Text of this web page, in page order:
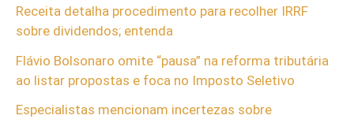
Receita detalha procedimento para recolher IRRF
sobre dividendos; entenda
Flávio Bolsonaro omite “pausa” na reforma tributária
ao listar propostas e foca no Imposto Seletivo
Especialistas mencionam incertezas sobre